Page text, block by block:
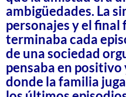
ambigüedades. La
personajes y el final
terminaba cada
de una sociedad
pensaba en
donde la familia